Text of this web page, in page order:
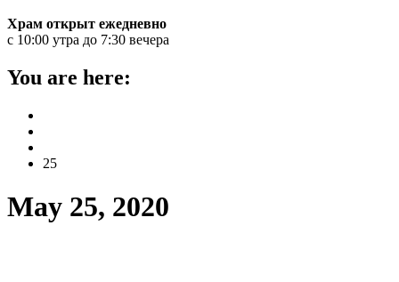
Храм открыт ежедневно
с 10:00 утра до 7:30 вечера
You are here:
25
May 25, 2020